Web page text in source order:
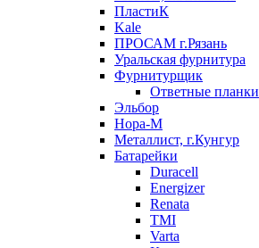
ПластиК
Kale
ПРОСАМ г.Рязань
Уральская фурнитура
Фурнитурщик
Ответные планки
Эльбор
Нора-М
Металлист, г.Кунгур
Батарейки
Duracell
Energizer
Renata
TMI
Varta